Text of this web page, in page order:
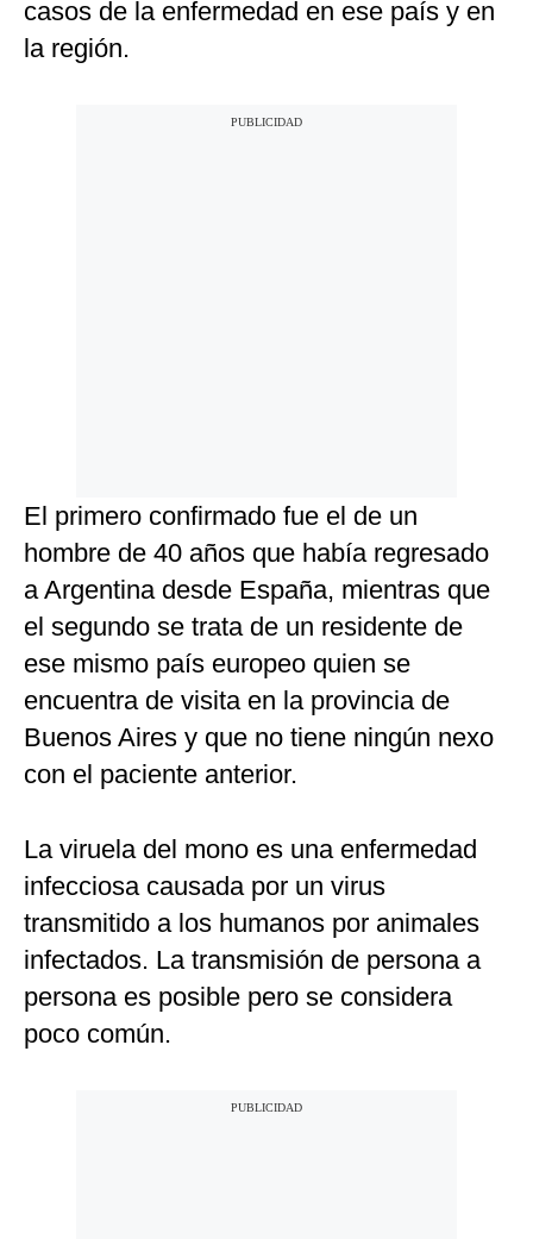
casos de la enfermedad en ese país y en
la región.
El primero confirmado fue el de un
hombre de 40 años que había regresado
a Argentina desde España, mientras que
el segundo se trata de un residente de
ese mismo país europeo quien se
encuentra de visita en la provincia de
Buenos Aires y que no tiene ningún nexo
con el paciente anterior.
La viruela del mono es una enfermedad
infecciosa causada por un virus
transmitido a los humanos por animales
infectados. La transmisión de persona a
persona es posible pero se considera
poco común.